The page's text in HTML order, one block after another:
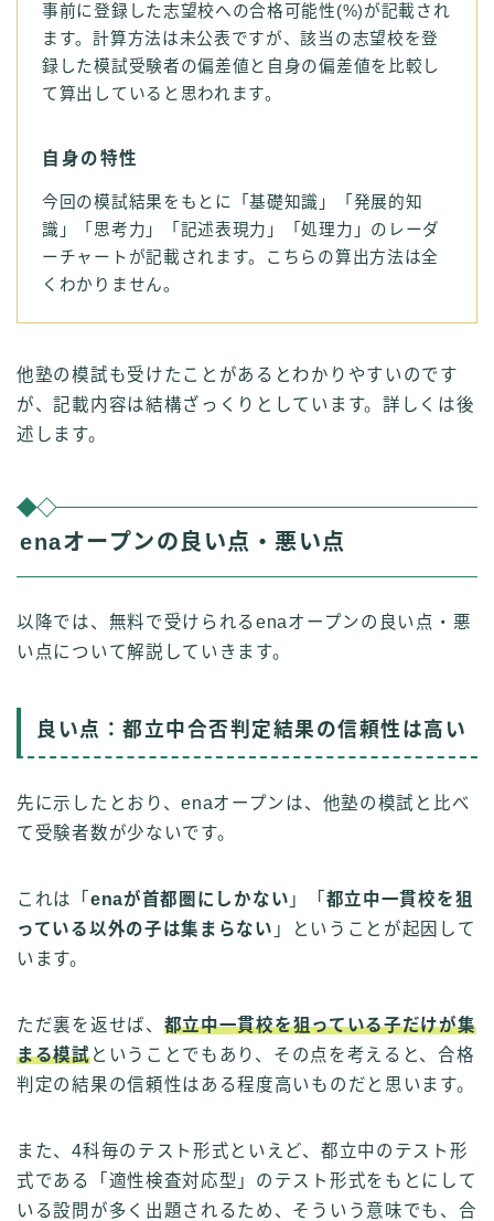
事前に登録した志望校への合格可能性(%)が記載され
ます。計算方法は未公表ですが、該当の志望校を登
録した模試受験者の偏差値と自身の偏差値を比較し
て算出していると思われます。
自身の特性
今回の模試結果をもとに「基礎知識」「発展的知
識」「思考力」「記述表現力」「処理力」のレーダ
ーチャートが記載されます。こちらの算出方法は全
くわかりません。
他塾の模試も受けたことがあるとわかりやすいのです
が、記載内容は結構ざっくりとしています。詳しくは後
述します。
enaオープンの良い点・悪い点
以降では、無料で受けられるenaオープンの良い点・悪
い点について解説していきます。
良い点：都立中合否判定結果の信頼性は高い
先に示したとおり、enaオープンは、他塾の模試と比べ
て受験者数が少ないです。
これは「 enaが首都圏にしかない 」「 都立中一貫校を狙
っている以外の子は集まらない 」ということが起因して
います。
ただ裏を返せば、 都立中一貫校を狙っている子だけが集
まる模試ということでもあり、その点を考えると、合格
判定の結果の信頼性はある程度高いものだと思います。
また、4科毎のテスト形式といえど、都立中のテスト形
式である「適性検査対応型」のテスト形式をもとにして
いる設問が多く出題されるため、そういう意味でも、合